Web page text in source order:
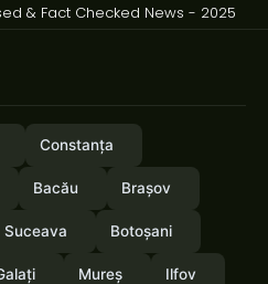
& Fact Checked News - 2025
Constanța
Bacău Brașov
Suceava Botoșani
Mureș Ilfov